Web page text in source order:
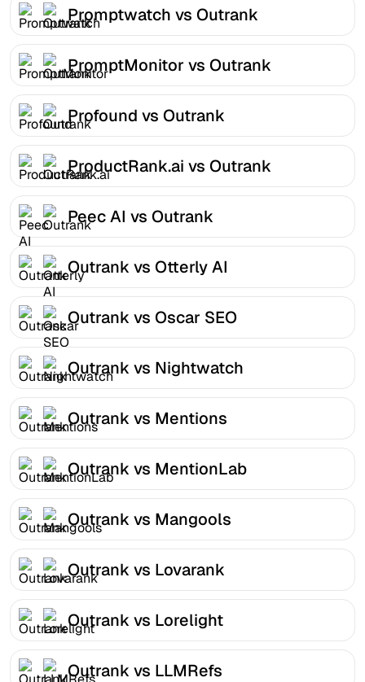
Promptwatch vs Outrank
PromptMonitor vs Outrank
Profound vs Outrank
ProductRank.ai vs Outrank
Peec AI vs Outrank
Outrank vs Otterly AI
Outrank vs Oscar SEO
Outrank vs Nightwatch
Outrank vs Mentions
Outrank vs MentionLab
Outrank vs Mangools
Outrank vs Lovarank
Outrank vs Lorelight
Outrank vs LLMRefs